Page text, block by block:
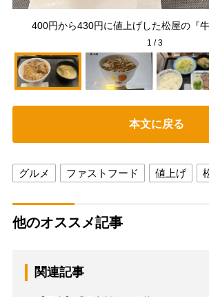
400円から430円に値上げした松屋の『牛
1 /3
本文に戻る
グルメ ファストフード 値上げ
他のオススメ記事
関連記事